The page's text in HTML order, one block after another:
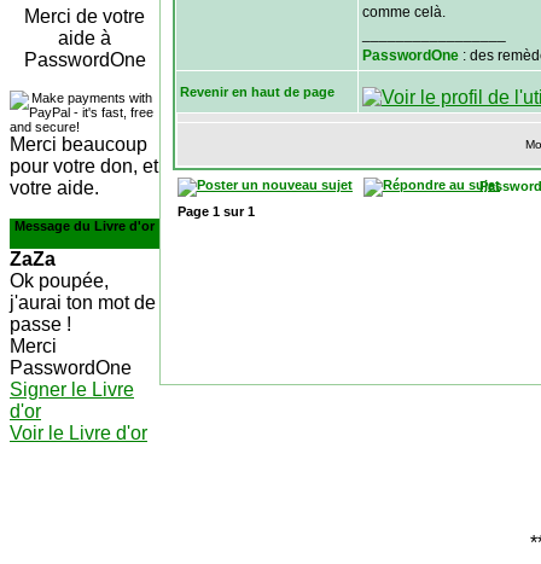
Merci de votre
aide à
PasswordOne
Merci beaucoup
pour votre don, et
votre aide.
Message du Livre d'or
ZaZa
Ok poupée,
j'aurai ton mot de
passe !
Merci
PasswordOne
Signer le Livre
d'or
Voir le Livre d'or
comme celà.
PasswordOne : des
Revenir en haut de page
Page 1 sur1